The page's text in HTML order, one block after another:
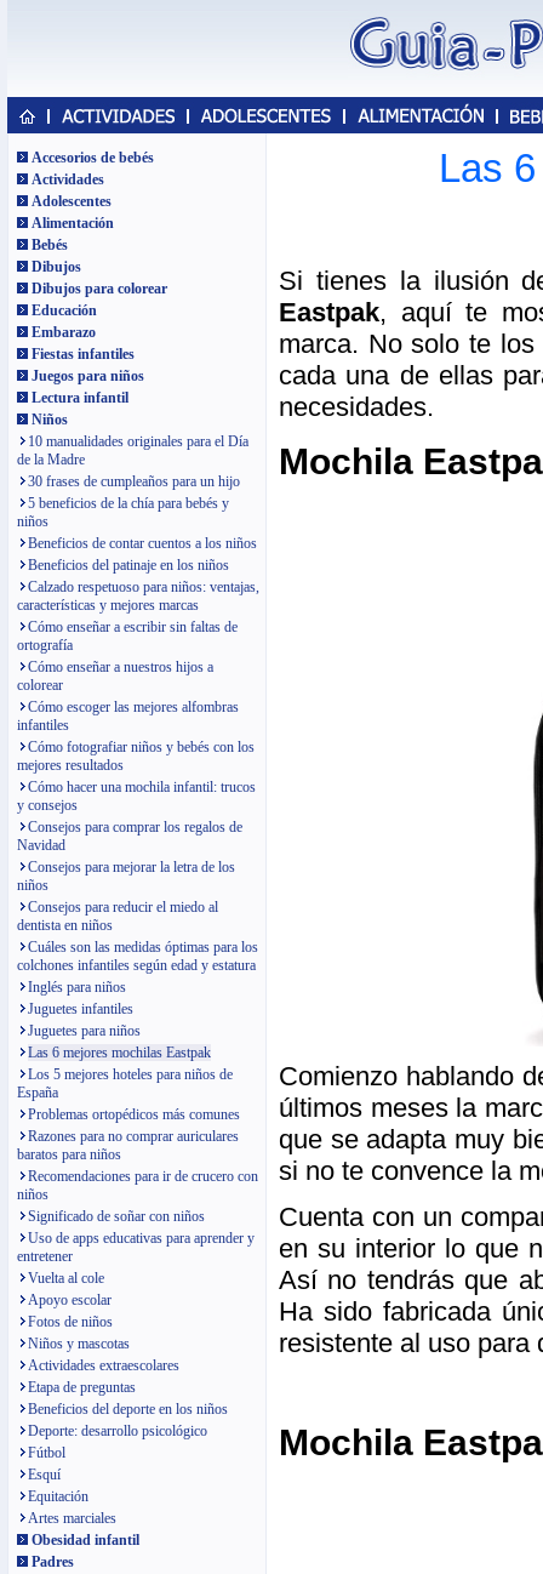
Accesorios de bebés
Actividades
Adolescentes
Alimentación
Bebés
Dibujos
Dibujos para colorear
Educación
Embarazo
Fiestas infantiles
Juegos para niños
Lectura infantil
Niños
10 manualidades originales para el Día
de la Madre
30 frases de cumpleaños para un hijo
5 beneficios de la chía para bebés y
niños
Beneficios de contar cuentos a los niños
Beneficios del patinaje en los niños
Calzado respetuoso para niños: ventajas,
características y mejores marcas
Cómo enseñar a escribir sin faltas de
ortografía
Cómo enseñar a nuestros hijos a
colorear
Cómo escoger las mejores alfombras
infantiles
Cómo fotografiar niños y bebés con los
mejores resultados
Cómo hacer una mochila infantil: trucos
y consejos
Consejos para comprar los regalos de
Navidad
Consejos para mejorar la letra de los
niños
Consejos para reducir el miedo al
dentista en niños
Cuáles son las medidas óptimas para los
colchones infantiles según edad y estatura
Inglés para niños
Juguetes infantiles
Juguetes para niños
Las 6 mejores mochilas Eastpak
Los 5 mejores hoteles para niños de
España
Problemas ortopédicos más comunes
Razones para no comprar auriculares
baratos para niños
Recomendaciones para ir de crucero con
niños
Significado de soñar con niños
Uso de apps educativas para aprender y
entretener
Vuelta al cole
Apoyo escolar
Fotos de niños
Niños y mascotas
Actividades extraescolares
Etapa de preguntas
Beneficios del deporte en los niños
Deporte: desarrollo psicológico
Fútbol
Esquí
Equitación
Artes marciales
Obesidad infantil
Padres
Las
Si tienes la ilusión
Eastpak, aquí te
marca. No solo te
cada una de ellas
necesidades.
Mochila
Comienzo hablando
últimos meses la
que se adapta muy
si no te convence la
Cuenta con un
en su interior lo que
Así no tendrás que
Ha sido fabricada
resistente al uso para
Mochila